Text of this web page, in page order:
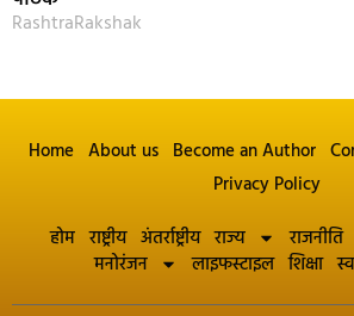
RashtraRakshak
Home About us Become an Author
Privacy Policy
होम राष्ट्रीय अंतर्राष्ट्रीय राज्य राजनीति
मनोरंजन
लाइफस्टाइल शिक्षा